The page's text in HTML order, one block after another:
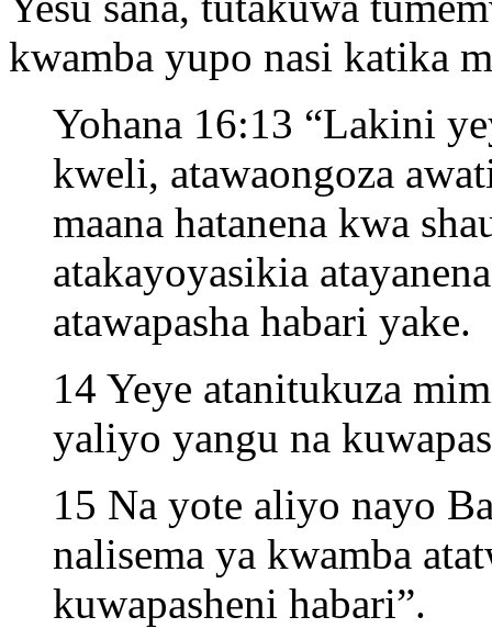
kwamba yupo nasi katika
Yohana 16:13 “Lakini
kweli, atawaongoza
maana hatanena kwa
atakayoyasikia
atawapasha habari yake.
14 Yeye atanitukuza
yaliyo yangu na
15 Na yote aliyo nayo
nalisema ya kwamba
kuwapasheni habari”.